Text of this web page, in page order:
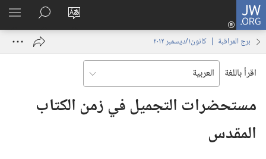
JW.ORG
تغيير
الموقع
تسجيل
الدخول
نافذة
البحث
في
JW.‎ORG
برج المراقبة | ‏‎كانون١/ديسمبر‏ ‏‎٢٠١٢‏
اقرأ باللغة
مستحضرات التجميل في زمن الكتاب
المقدس